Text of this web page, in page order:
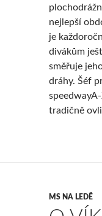
nejlepší
je
divákům
směřuje
dráhy. Šéf
tradičně
MS NA LEDĚ